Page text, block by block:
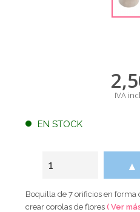
IVA
EN STOCK
▲
Boquilla de 7 orificios en forma
crear corolas de flores( Ver